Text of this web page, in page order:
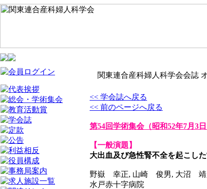
関東連合産科婦人科学会会誌
<< 学会誌へ戻る
<< 前のページへ戻る
第54回学術集会（昭和52年7月3日
【一般演題】
大出血及び急性腎不全を起こし
野嶽 幸正, 山崎 俊男, 大沼
水戸赤十字病院